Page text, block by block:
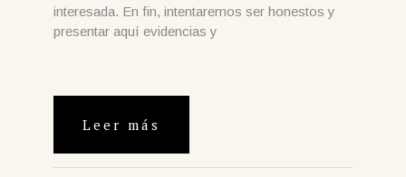
interesada. En fin, intentaremos ser honestos y
presentar aquí evidencias y
Leer más